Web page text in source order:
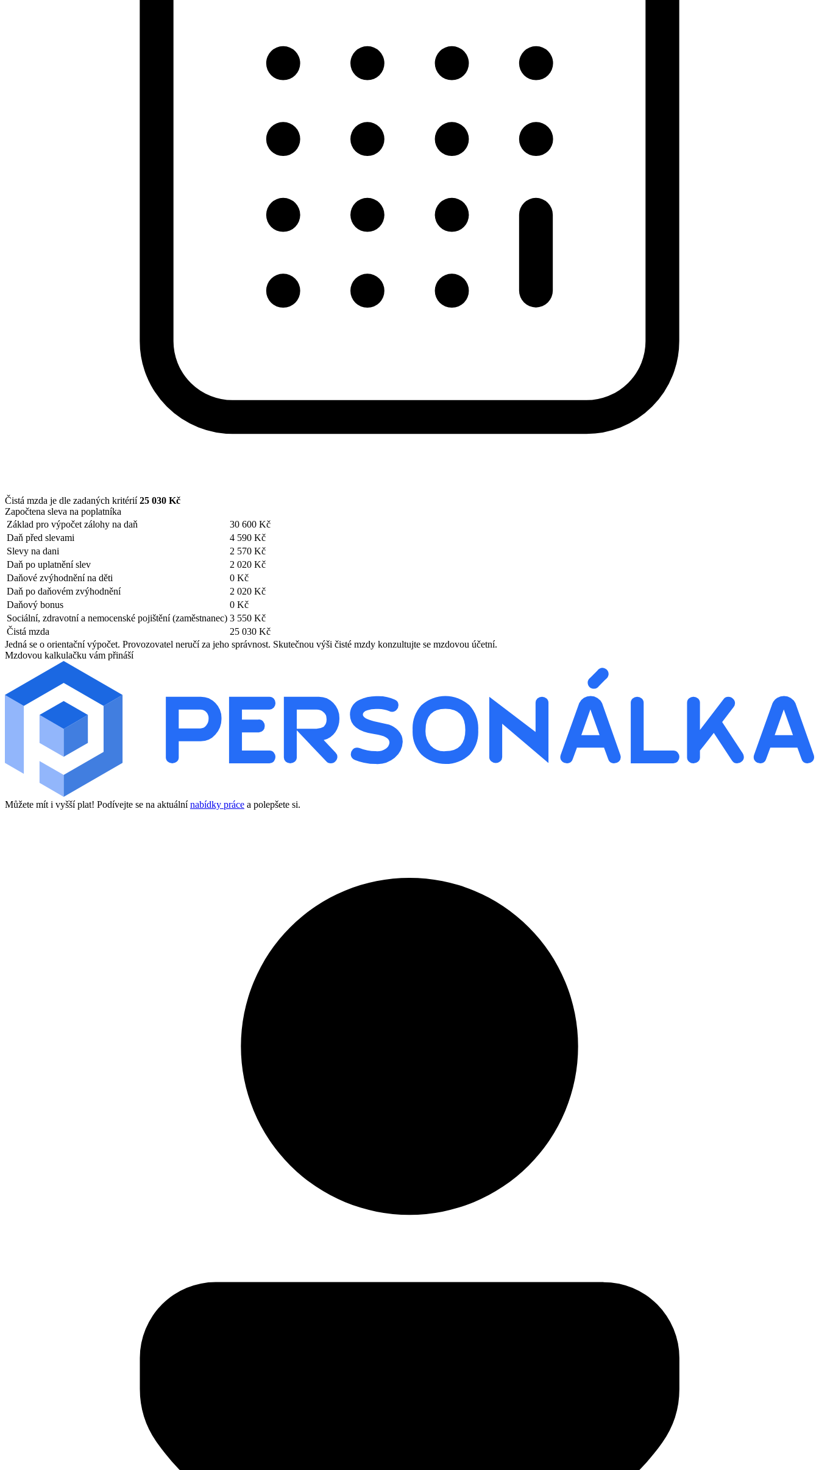
Čistá mzda je dle zadaných kritérií25 030 Kč
Započtena sleva na poplatníka
Základ pro výpočet zálohy na daň
30 600 Kč
Daň před slevami
4 590 Kč
Slevy na dani
2 570 Kč
Daň po uplatnění slev
2 020 Kč
Daňové zvýhodnění na děti
0 Kč
Daň po daňovém zvýhodnění
2 020 Kč
Daňový bonus
0 Kč
Sociální, zdravotní a nemocenské pojištění (zaměstnanec) 3 550 Kč
Čistá mzda
25 030 Kč
Jedná se o orientační výpočet. Provozovatel neručí za jeho správnost. Skutečnou výši čisté mzdy konzultujte se mzdovou účetní.
Mzdovou kalkulačku vám přináší
Můžete mít i vyšší plat! Podívejte se na aktuálnínabídky práce a polepšete si.